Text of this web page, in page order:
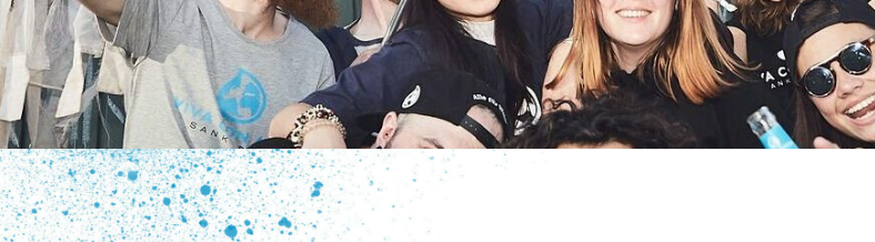
Jobs & Praktika
Testimonials
Fragen & Antworten